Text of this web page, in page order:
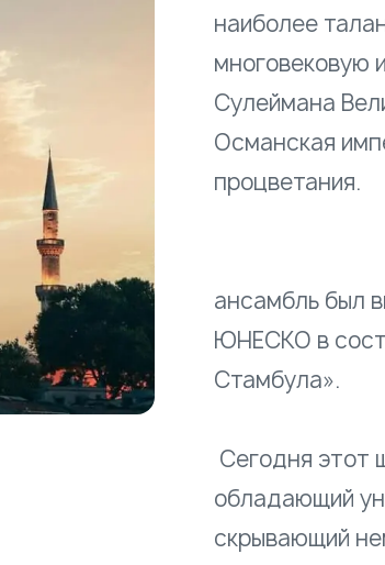
наиболее
многовековую
Сулеймана
Османская
В 1985
ансамбль был
ЮНЕСКО в
Сегодня этот
обладающий
скрывающий